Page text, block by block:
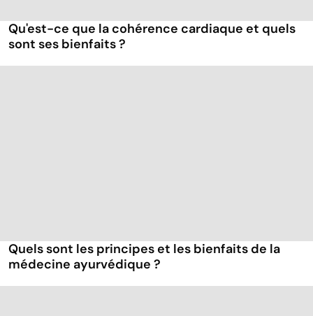
Qu'est-ce que la cohérence cardiaque et quels
sont ses bienfaits ?
Quels sont les principes et les bienfaits de la
médecine ayurvédique ?